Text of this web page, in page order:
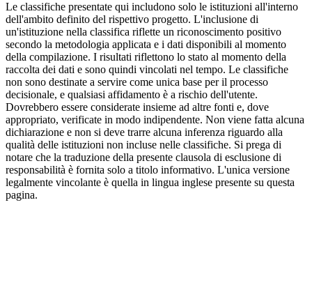
Le classifiche presentate qui includono solo le istituzioni all'interno
dell'ambito definito del rispettivo progetto. L'inclusione di
un'istituzione nella classifica riflette un riconoscimento positivo
secondo la metodologia applicata e i dati disponibili al momento
della compilazione. I risultati riflettono lo stato al momento della
raccolta dei dati e sono quindi vincolati nel tempo. Le classifiche
non sono destinate a servire come unica base per il processo
decisionale, e qualsiasi affidamento è a rischio dell'utente.
Dovrebbero essere considerate insieme ad altre fonti e, dove
appropriato, verificate in modo indipendente. Non viene fatta alcuna
dichiarazione e non si deve trarre alcuna inferenza riguardo alla
qualità delle istituzioni non incluse nelle classifiche. Si prega di
notare che la traduzione della presente clausola di esclusione di
responsabilità è fornita solo a titolo informativo. L'unica versione
legalmente vincolante è quella in lingua inglese presente su questa
pagina.